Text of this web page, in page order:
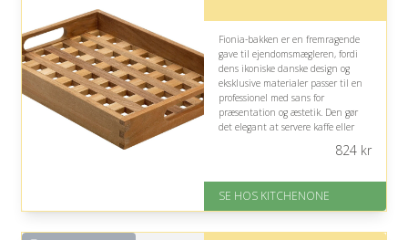
Fionia-bakken er en fremragende
gave til ejendomsmægleren, fordi
dens ikoniske danske design og
eksklusive materialer passer til en
professionel med sans for
præsentation og æstetik. Den gør
det elegant at servere kaffe eller
På lager
Levering: 1-5 hverdage
Fremragende Trustpilot rating
824kr
SE HOS KITCHENONE